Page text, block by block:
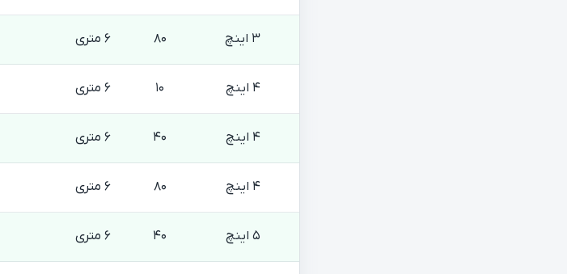
3 اینچ 80 6 متری
4 اینچ 10 6 متری
4 اینچ 40 6 متری
4 اینچ 80 6 متری
5 اینچ 40 6 متری